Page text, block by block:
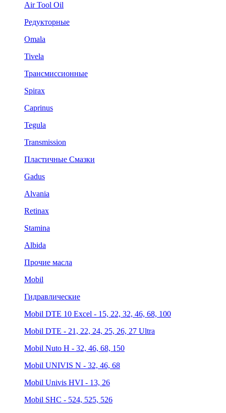
Air Tool Oil
Редукторные
Omala
Tivela
Трансмиссионные
Spirax
Caprinus
Tegula
Transmission
Пластичные Смазки
Gadus
Alvania
Retinax
Stamina
Albida
Прочие масла
Mobil
Гидравлические
Mobil DTE 10 Excel - 15, 22, 32, 46, 68, 100
Mobil DTE - 21, 22, 24, 25, 26, 27 Ultra
Mobil Nuto H - 32, 46, 68, 150
Mobil UNIVIS N - 32, 46, 68
Mobil Univis HVI - 13, 26
Mobil SHC - 524, 525, 526